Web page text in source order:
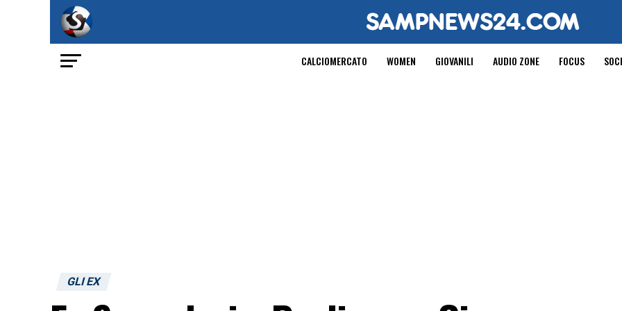
CALCIOMERCATO WOMEN GIOVANILI AUDIO ZONE FOCUS
GLI EX